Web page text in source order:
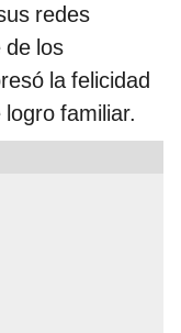
redes
de los
la felicidad
familiar.